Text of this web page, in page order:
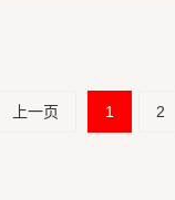
上一页 1 2